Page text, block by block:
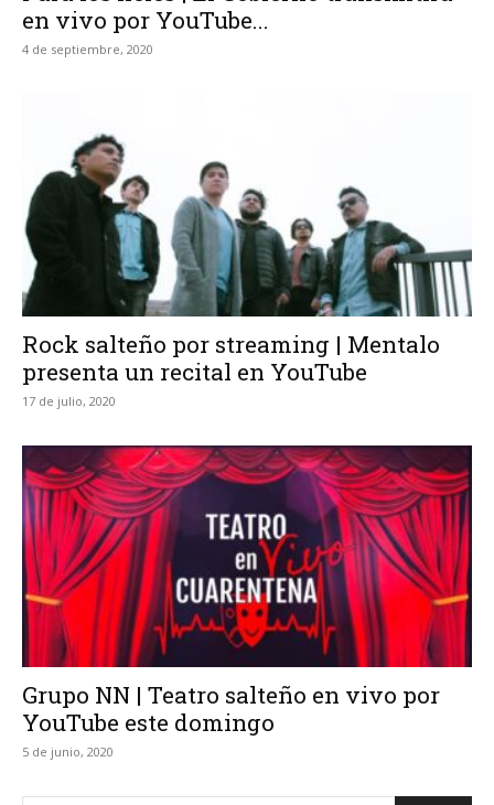
en vivo por YouTube...
4 de septiembre, 2020
Rock salteño por streaming | Mentalo
presenta un recital en YouTube
17 de julio, 2020
Grupo NN | Teatro salteño en vivo por
YouTube este domingo
5 de junio, 2020